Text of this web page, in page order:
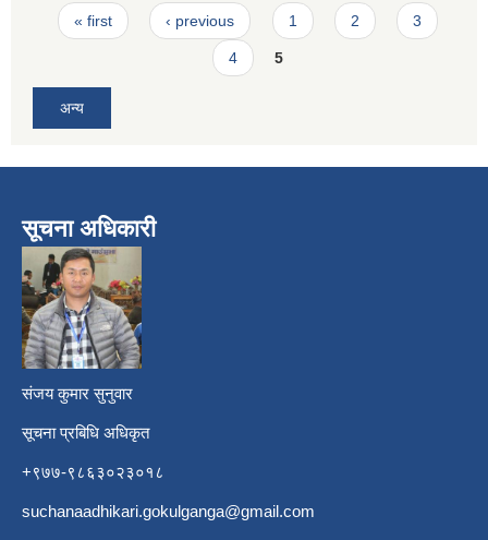
Pages
« first ‹ previous 1 2 3
4 5
अन्य
सूचना अधिकारी
संजय कुमार सुनुवार
सूचना प्रबिधि अधिकृत
+९७७-९८६३०२३०१८
suchanaadhikari.gokulganga@gmail.com